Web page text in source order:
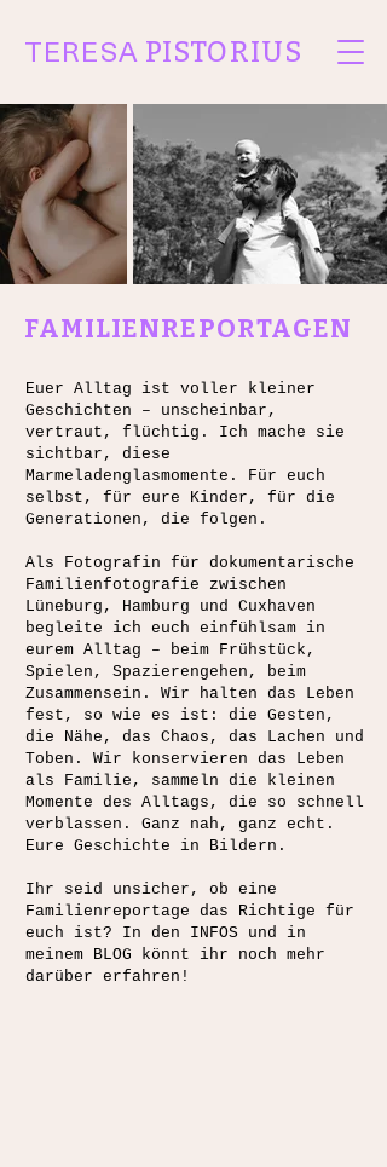
TERESA PISTORIUS
Euer Alltag ist voller kleiner
Geschichten – unscheinbar,
vertraut, flüchtig. Ich mache sie
sichtbar, diese
Marmeladenglasmomente. Für euch
selbst, für eure Kinder, für die
Generationen, die folgen.​​
Als Fotografin für dokumentarische
Familienfotografie zwischen
Lüneburg, Hamburg und Cuxhaven
begleite ich euch einfühlsam in
eurem Alltag – beim Frühstück,
Spielen, Spazierengehen, beim
Zusammensein. Wir halten das Leben
fest, so wie es ist: die Gesten,
die Nähe, das Chaos, das Lachen und
Toben. Wir konservieren das Leben
als Familie, sammeln die kleinen
Momente des Alltags, die so schnell
verblassen. Ganz nah, ganz echt.
Eure Geschichte in Bildern.
Ihr seid unsicher, ob eine
Familienreportage das Richtige für
euch ist? In den INFOS und in
meinem BLOG könnt ihr noch mehr
darüber erfahren!
FAMILIENREPORTAGEN